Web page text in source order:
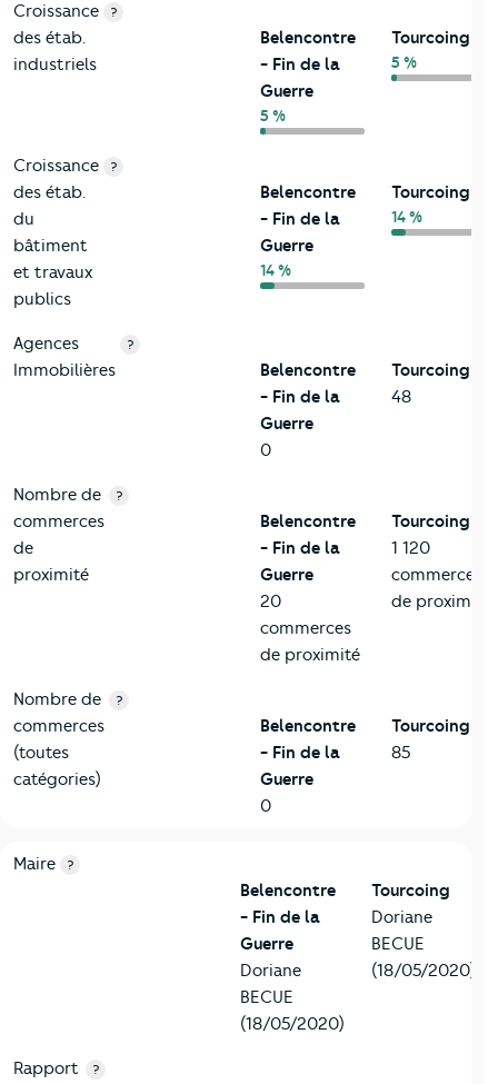
Croissance
des étab.
industriels
?
Belencontre
- Fin de la
Guerre
5 %
Tourcoing
5 %
Croissance
des étab.
du
bâtiment
et travaux
publics
?
Belencontre
- Fin de la
Guerre
14 %
Tourcoing
14 %
Agences
Immobilières
?
Belencontre
- Fin de la
Guerre
0
Tourcoing
48
Nombre de
commerces
de
proximité
?
Belencontre
- Fin de la
Guerre
20
commerces
de proximité
Tourcoing
1 120
commerces
de proximité
Nombre de
commerces
(toutes
catégories)
?
Belencontre
- Fin de la
Guerre
0
Tourcoing
85
6-Politique
Critères
Maire ?
Belencontre
- Fin de la
Guerre
Doriane
BECUE
(18/05/2020)
Tourcoing
Doriane
BECUE
(18/05/2020)
Rapport
?